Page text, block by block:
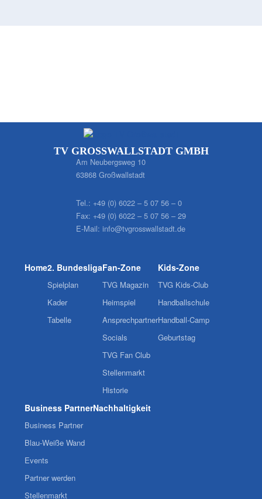
TV GROSSWALLSTADT GMBH
Am Neubergsweg 10
63868 Großwallstadt
Tel.: +49 (0) 6022 – 5 07 56 – 0
Fax: +49 (0) 6022 – 5 07 56 – 29
E-Mail: info@tvgrosswallstadt.de
Home2. Bundesliga
Spielplan
Kader
Tabelle
Fan-Zone
TVG Magazin
Heimspiel
Ansprechpartner
Socials
TVG Fan Club
Stellenmarkt
Historie
Kids-Zone
TVG Kids-Club
Handballschule
Handball-Camp
Geburtstag
Business Partner
Business Partner
Blau-Weiße Wand
Events
Partner werden
Stellenmarkt
Nachhaltigkeit